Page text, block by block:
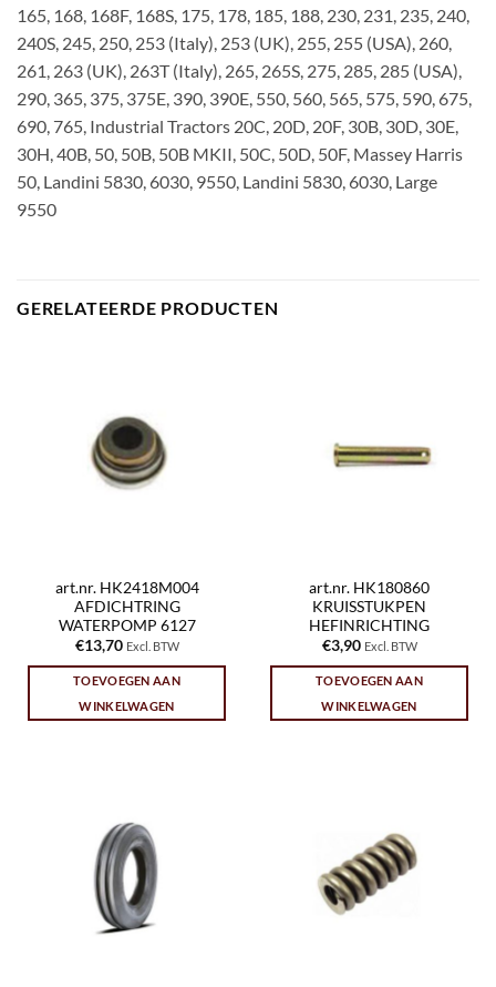
165, 168, 168F, 168S, 175, 178, 185, 188, 230, 231, 235, 240,
240S, 245, 250, 253 (Italy), 253 (UK), 255, 255 (USA), 260,
261, 263 (UK), 263T (Italy), 265, 265S, 275, 285, 285 (USA),
290, 365, 375, 375E, 390, 390E, 550, 560, 565, 575, 590, 675,
690, 765, Industrial Tractors 20C, 20D, 20F, 30B, 30D, 30E,
30H, 40B, 50, 50B, 50B MKII, 50C, 50D, 50F, Massey Harris
50, Landini 5830, 6030, 9550, Landini 5830, 6030, Large
9550
GERELATEERDE PRODUCTEN
art.nr. HK2418M004
AFDICHTRING
WATERPOMP 6127
€13,70 Excl. BTW
TOEVOEGEN AAN
WINKELWAGEN
art.nr. HK180860
KRUISSTUKPEN
HEFINRICHTING
€3,90 Excl. BTW
TOEVOEGEN AAN
WINKELWAGEN